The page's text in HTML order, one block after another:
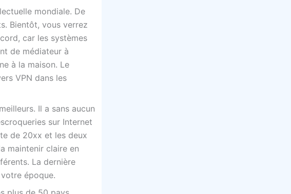
mondiale. De
Bientôt, vous verrez
car les systèmes
de médiateur à
à la maison. Le
VPN dans les
Il a sans aucun
sur Internet
de 20xx et les deux
maintenir claire en
La dernière
époque.